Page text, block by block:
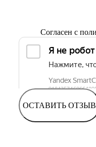
Согласен с
ОСТАВИТЬ ОТЗЫВ